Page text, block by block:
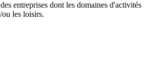
entreprises dont les domaines d'activités
les loisirs.